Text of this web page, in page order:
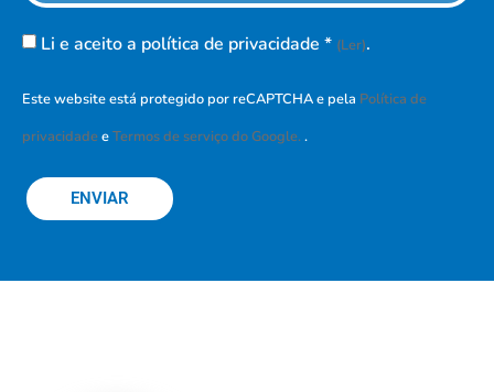
Li e aceito a política de privacidade * (Ler).
Este website está protegido por reCAPTCHA e pela Política de
privacidadeeTermos de serviço do Google. .
ENVIAR